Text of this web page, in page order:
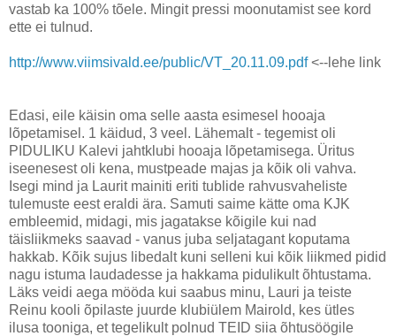
vastab ka 100% tõele. Mingit pressi moonutamist see kord
ette ei tulnud.
http://www.viimsivald.ee/public/VT_20.11.09.pdf<--lehe link
Edasi, eile käisin oma selle aasta esimesel hooaja
lõpetamisel. 1 käidud, 3 veel. Lähemalt - tegemist oli
PIDULIKU Kalevi jahtklubi hooaja lõpetamisega. Üritus
iseenesest oli kena, mustpeade majas ja kõik oli vahva.
Isegi mind ja Laurit mainiti eriti tublide rahvusvaheliste
tulemuste eest eraldi ära. Samuti saime kätte oma KJK
embleemid, midagi, mis jagatakse kõigile kui nad
täisliikmeks saavad - vanus juba seljatagant koputama
hakkab. Kõik sujus libedalt kuni selleni kui kõik liikmed pidid
nagu istuma laudadesse ja hakkama pidulikult õhtustama.
Läks veidi aega mööda kui saabus minu, Lauri ja teiste
Reinu kooli õpilaste juurde klubiülem Mairold, kes ütles
ilusa tooniga, et tegelikult polnud TEID siia õhtusöögile